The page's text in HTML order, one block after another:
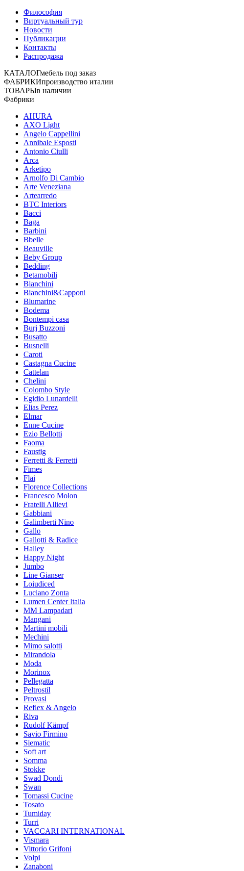
Философия
Виртуальный тур
Новости
Публикации
Контакты
Распродажа
КАТАЛОГмебель под заказ
ФАБРИКИпроизводство италии
ТОВАРЫв наличии
Фабрики
AHURA
AXO Light
Angelo Cappellini
Annibale Esposti
Antonio Ciulli
Arca
Arketipo
Arnolfo Di Cambio
Arte Veneziana
Artearredo
BTC Interiors
Bacci
Baga
Barbini
Bbelle
Beauville
Beby Group
Bedding
Betamobili
Bianchini
Bianchini&Capponi
Blumarine
Bodema
Bontempi casa
Burj Buzzoni
Busatto
Busnelli
Caroti
Castagna Cucine
Cattelan
Chelini
Colombo Style
Egidio Lunardelli
Elias Perez
Elmar
Enne Cucine
Ezio Bellotti
Faoma
Faustig
Ferretti & Ferretti
Fimes
Flai
Florence Collections
Francesco Molon
Fratelli Allievi
Gabbiani
Galimberti Nino
Gallo
Gallotti & Radice
Halley
Happy Night
Jumbo
Line Gianser
Loiudiced
Luciano Zonta
Lumen Center Italia
MM Lampadari
Mangani
Martini mobili
Mechini
Mimo salotti
Mirandola
Moda
Morinox
Pellegatta
Peltrostil
Provasi
Reflex & Angelo
Riva
Rudolf Kämpf
Savio Firmino
Siematic
Soft art
Somma
Stokke
Swad Dondi
Swan
Tomassi Cucine
Tosato
Tumiday
Turri
VACCARI INTERNATIONAL
Vismara
Vittorio Grifoni
Volpi
Zanaboni